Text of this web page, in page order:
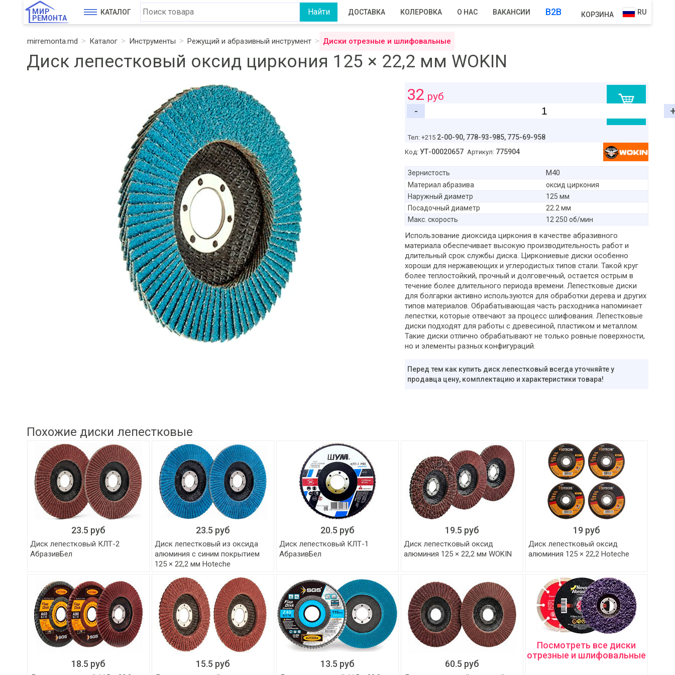
МИР
РЕМОНТА
КАТАЛОГ ДОСТАВКА КОЛЕРОВКА О НАС ВАКАНСИИ B2B КОРЗИНА RU
mirremonta.md Каталог Инструменты Режущий и абразивный инструмент Диски отрезные и шлифовальные
Диск лепестковый оксид циркония 125 × 22,2 мм WOKIN
32 руб
-
Тел: +215 2-00-90, 778-93-985, 775-69-958
Код: УТ-00020657 Артикул: 775904
Зернистость М40
Материал абразива
оксид циркония
Наружный диаметр
125 мм
Посадочный диаметр
22.2 мм
Макс. скорость
12 250 об/мин
Использование диоксида циркония в качестве абразивного
материала обеспечивает высокую производительность работ и
длительный срок службы диска. Циркониевые диски особенно
хороши для нержавеющих и углеродистых типов стали. Такой круг
более теплостойкий, прочный и долговечный, остается острым в
течение более длительного периода времени. Лепестковые диски
для болгарки активно используются для обработки дерева и других
типов материалов. Обрабатывающая часть расходника напоминает
лепестки, которые отвечают за процесс шлифования. Лепестковые
диски подходят для работы с древесиной, пластиком и металлом.
Такие диски отлично обрабатывают не только ровные поверхности,
но и элементы разных конфигураций.
Перед тем как купить диск лепестковый всегда уточняйте у
продавца цену, комплектацию и характеристики товара!
Похожие диски лепестковые
23.5 руб
Диск лепестковый КЛТ-2
АбразивБел
23.5 руб
Диск лепестковый из оксида
алюминия с синим покрытием
125 × 22,2 мм Hoteche
20.5 руб
Диск лепестковый КЛТ-1
АбразивБел
19.5 руб
Диск лепестковый оксид
алюминия 125 × 22,2 мм WOKIN
19 руб
Диск лепестковый оксид
алюминия 125 × 22,2 Hoteche
18.5 руб 15.5 руб 13.5 руб 60.5 руб
Посмотреть все диски
отрезные и шлифовальные